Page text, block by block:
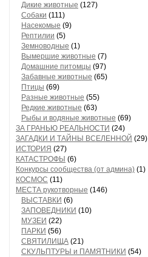
Дикие животные (127)
Собаки (111)
Насекомые (9)
Рептилии (5)
Земноводные (1)
Вымершие животные (7)
Домашние питомцы (97)
Забавные животные (65)
Птицы (69)
Разные животные (55)
Редкие животные (63)
Рыбы и водяные животные (69)
ЗА ГРАНЬЮ РЕАЛЬНОСТИ (24)
ЗАГАДКИ И ТАЙНЫ ВСЕЛЕННОЙ (29)
ИСТОРИЯ (27)
КАТАСТРОФЫ (6)
Конкурсы сообщества (от админа) (1)
КОСМОС (11)
МЕСТА рукотворные (146)
ВЫСТАВКИ (6)
ЗАПОВЕДНИКИ (10)
МУЗЕИ (22)
ПАРКИ (56)
СВЯТИЛИЩА (21)
СКУЛЬПТУРЫ и ПАМЯТНИКИ (54)